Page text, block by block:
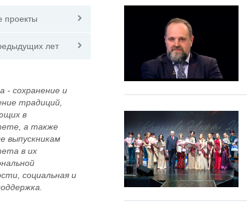
проекты
лет
- сохранение и
традиций,
в
а также
выпускникам
в их
социальная и